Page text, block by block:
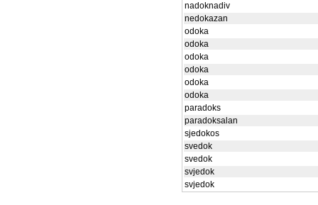
nadoknadiv
nedokazan
odoka
odoka
odoka
odoka
odoka
odoka
paradoks
paradoksalan
sjedokos
svedok
svedok
svjedok
svjedok